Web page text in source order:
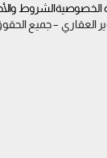
الخصوصيةالشروط
العقاري – جميع